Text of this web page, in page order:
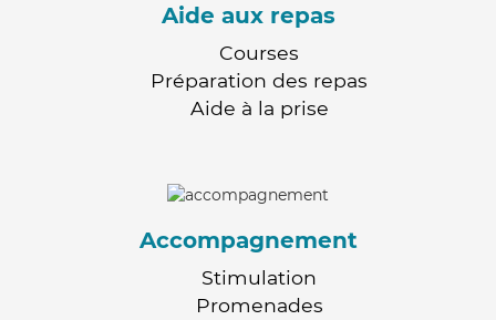
Aide aux repas
Courses
Préparation des repas
Aide à la prise
Accompagnement
Stimulation
Promenades